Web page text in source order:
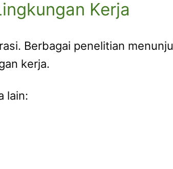
Kerja
Berbagai penelitian
kerja.
lain: